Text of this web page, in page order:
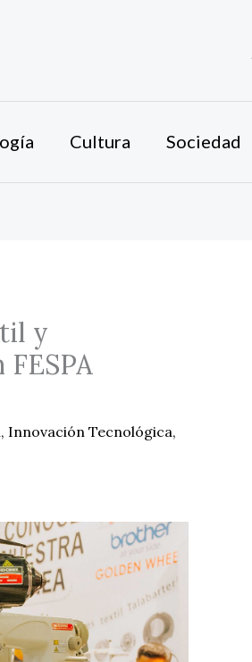
Cultura Sociedad
y
, Innovación Tecnológica,